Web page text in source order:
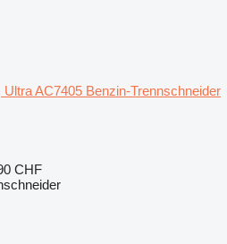
Ultra AC7405 Benzin-Trennschneider
CHF